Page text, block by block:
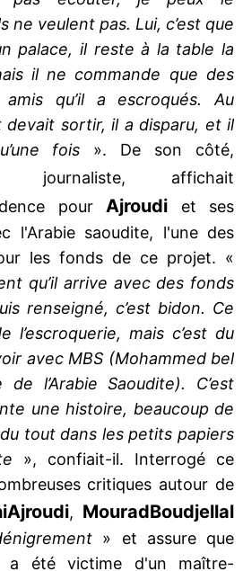
ne veulent pas. Lui, c’est que
palace, il reste à la table la
il ne commande que des
qu’il a escroqués. Au
devait sortir, il a disparu, et il
fois ». De son côté,
journaliste, affichait
pour Ajroudi et ses
l'Arabie saoudite, l'une des
les fonds de ce projet. «
qu’il arrive avec des fonds
renseigné, c’est bidon. Ce
l’escroquerie, mais c’est du
avec MBS (Mohammed bel
l’Arabie Saoudite). C’est
une histoire, beaucoup de
tout dans les petits papiers
», confiait-il. Interrogé ce
critiques autour de
Ajroudi, MouradBoudjellal
» et assure que
a été victime d'un maître-